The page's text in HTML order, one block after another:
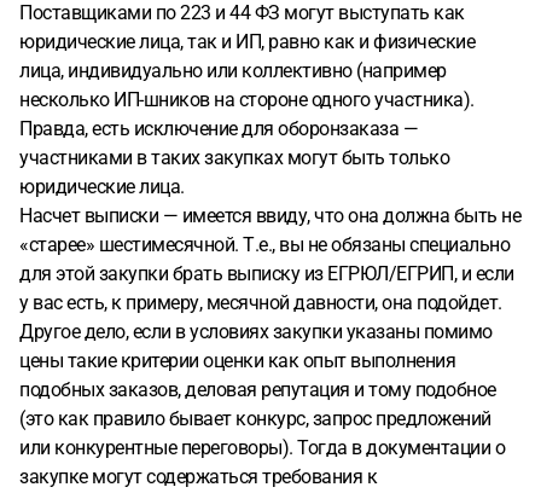
Поставщиками по 223 и 44 ФЗ могут выступать как
юридические лица, так и ИП, равно как и физические
лица, индивидуально или коллективно (например
несколько ИП-шников на стороне одного участника).
Правда, есть исключение для оборонзаказа —
участниками в таких закупках могут быть только
юридические лица.
Насчет выписки — имеется ввиду, что она должна быть не
«старее» шестимесячной. Т.е., вы не обязаны специально
для этой закупки брать выписку из ЕГРЮЛ/ЕГРИП, и если
у вас есть, к примеру, месячной давности, она подойдет.
Другое дело, если в условиях закупки указаны помимо
цены такие критерии оценки как опыт выполнения
подобных заказов, деловая репутация и тому подобное
(это как правило бывает конкурс, запрос предложений
или конкурентные переговоры). Тогда в документации о
закупке могут содержаться требования к